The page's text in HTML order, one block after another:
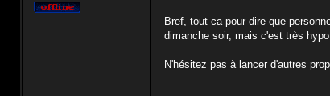
Bref, tout ca pour dire que
dimanche soir, mais c'est très
N'hésitez pas à lancer d'autres